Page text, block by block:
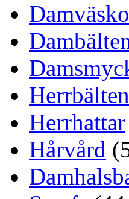
Herrbälten
Herrhattar
Hårvård